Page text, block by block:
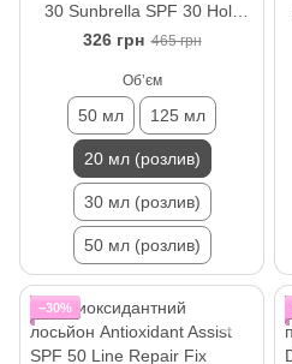
30 Sunbrella SPF 30 Holy
Land 20 мл (розлив)
326 грн 465 грн
Обʼєм
50 мл 125 мл
20 мл (розлив)
30 мл (розлив)
50 мл (розлив)
−30%